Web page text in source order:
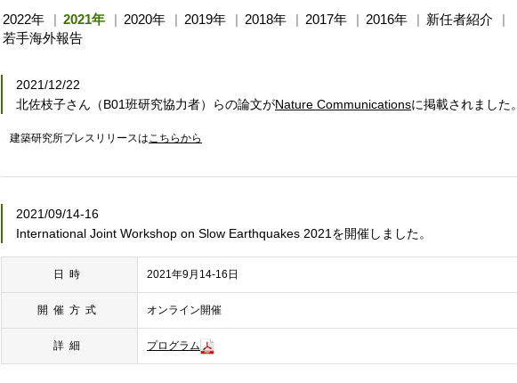
2022年 2021年 2020年 2019年 2018年 2017年 2016年
新任者紹介
若手海外報告
2021/12/22
北佐枝子さん（B01班研究協力者）らの論文がNature Communicationsに掲載されました。
建築研究所プレスリリースはこちらから
2021/09/14-16
International Joint Workshop on Slow Earthquakes 2021を開催しました。
日時 2021年9月14-16日
開催方式 オンライン開催
詳細 プログラム